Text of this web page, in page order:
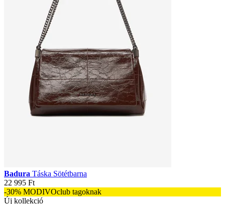
Badura Táska Sötétbarna
22 995 Ft
-30% MODIVOclub tagoknak
Új kollekció